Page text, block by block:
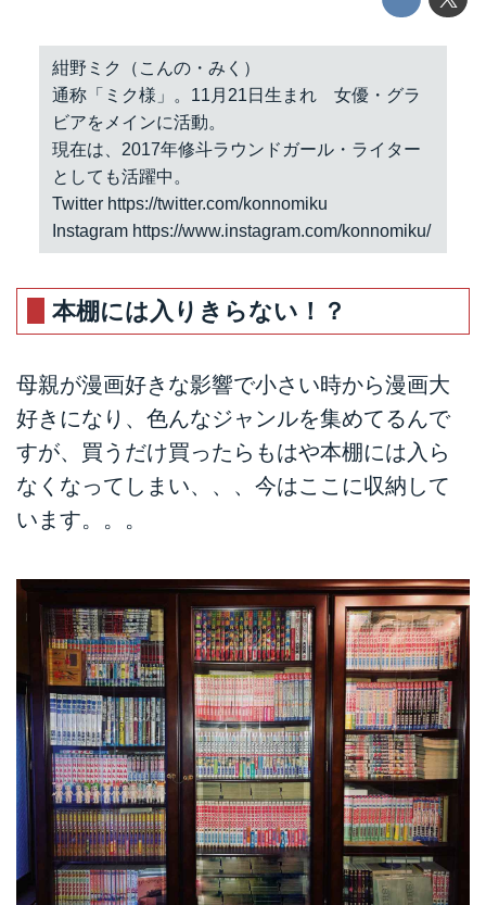
紺野ミク（こんの・みく）
通称「ミク様」。11月21日生まれ 女優・グラ
ビアをメインに活動。
現在は、2017年修斗ラウンドガール・ライター
としても活躍中。
Twitter https://twitter.com/konnomiku
Instagram https://www.instagram.com/konnomiku/
本棚には入りきらない！？
母親が漫画好きな影響で小さい時から漫画大
好きになり、色んなジャンルを集めてるんで
すが、買うだけ買ったらもはや本棚には入ら
なくなってしまい、、、今はここに収納して
います。。。